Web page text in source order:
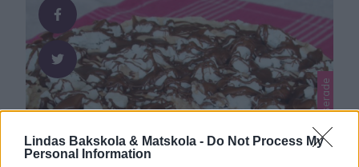
Lindas Bakskola & Matskola - Do Not Process My
Personal Information
24 st 100 …